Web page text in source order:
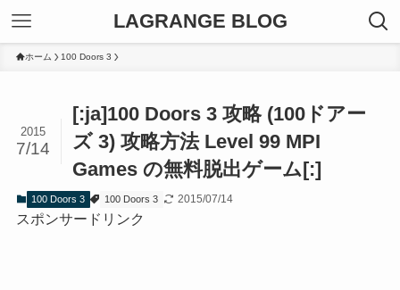
LAGRANGE BLOG
ホーム 100 Doors 3
[:ja]100 Doors 3 攻略 (100ドアー
ズ 3) 攻略方法 Level 99 MPI
Games の無料脱出ゲーム[:]
2015
7/14
100 Doors 3 100 Doors 3 2015/07/14
スポンサードリンク